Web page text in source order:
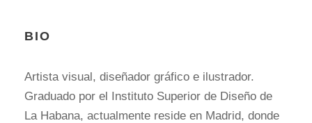
BIO
Artista visual, diseñador gráfico e ilustrador.
Graduado por el Instituto Superior de Diseño de
La Habana, actualmente reside en Madrid, donde